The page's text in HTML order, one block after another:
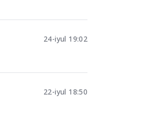
24-iyul 19:02
22-iyul 18:50